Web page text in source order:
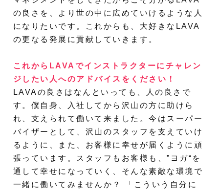
の良さを、より世の中に広めていけるような人
になりたいです。これからも、大好きなLAVA
の更なる発展に貢献していきます。
これからLAVAでインストラクターにチャレン
ジしたい人へのアドバイスをください！
LAVAの良さはなんといっても、人の良さで
す。僕自身、入社してから沢山の方に助けら
れ、支えられて働いて来ました。今はスーパー
バイザーとして、沢山のスタッフを支えていけ
るように、また、お客様に幸せが届くように頑
張っています。スタッフもお客様も、”ヨガ“を
通して幸せになっていく、そんな素敵な環境で
一緒に働いてみませんか？ 「こういう自分に